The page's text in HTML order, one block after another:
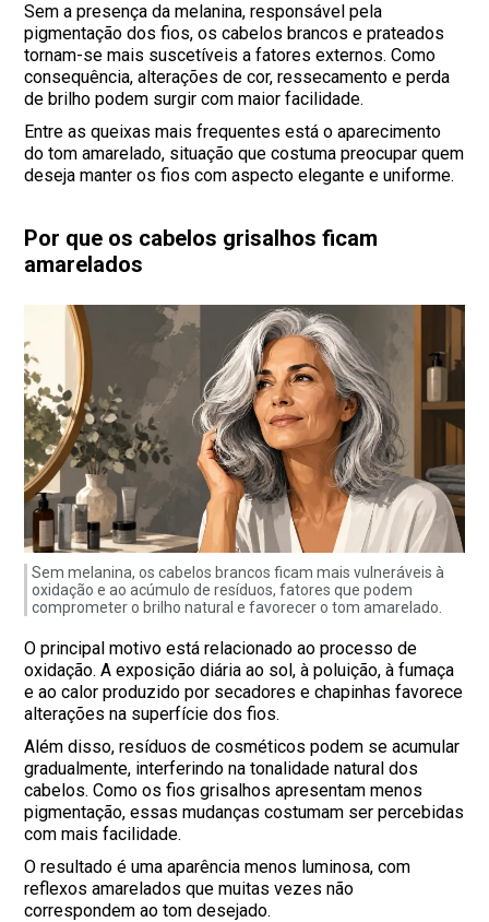
Sem a presença da melanina, responsável pela
pigmentação dos fios, os cabelos brancos e prateados
tornam-se mais suscetíveis a fatores externos. Como
consequência, alterações de cor, ressecamento e perda
de brilho podem surgir com maior facilidade.
Entre as queixas mais frequentes está o aparecimento
do tom amarelado, situação que costuma preocupar quem
deseja manter os fios com aspecto elegante e uniforme.
Por que os cabelos grisalhos ficam
amarelados
Sem melanina, os cabelos brancos ficam mais vulneráveis à
oxidação e ao acúmulo de resíduos, fatores que podem
comprometer o brilho natural e favorecer o tom amarelado.
O principal motivo está relacionado ao processo de
oxidação. A exposição diária ao sol, à poluição, à fumaça
e ao calor produzido por secadores e chapinhas favorece
alterações na superfície dos fios.
Além disso, resíduos de cosméticos podem se acumular
gradualmente, interferindo na tonalidade natural dos
cabelos. Como os fios grisalhos apresentam menos
pigmentação, essas mudanças costumam ser percebidas
com mais facilidade.
O resultado é uma aparência menos luminosa, com
reflexos amarelados que muitas vezes não
correspondem ao tom desejado.